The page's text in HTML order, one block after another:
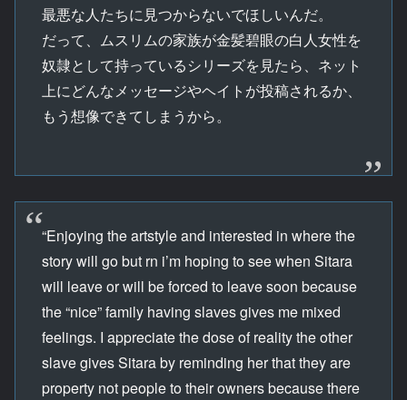
最悪な人たちに見つからないでほしいんだ。
だって、ムスリムの家族が金髪碧眼の白人女性を
奴隷として持っているシリーズを見たら、ネット
上にどんなメッセージやヘイトが投稿されるか、
もう想像できてしまうから。
“Enjoying the artstyle and interested in where the
story will go but rn i’m hoping to see when Sitara
will leave or will be forced to leave soon because
the “nice” family having slaves gives me mixed
feelings. I appreciate the dose of reality the other
slave gives Sitara by reminding her that they are
property not people to their owners because there